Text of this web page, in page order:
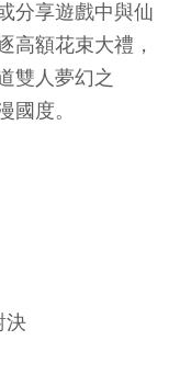
分享遊戲中與仙
高額花束大禮，
雙人夢幻之
國度。
決